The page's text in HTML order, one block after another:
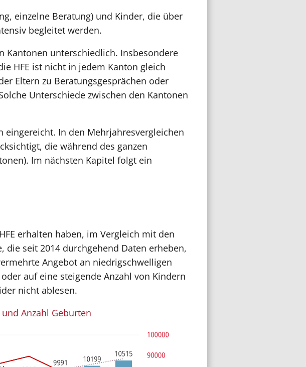
einzelne Beratung) und Kinder, die über
begleitet werden.
Kantonen unterschiedlich. Insbesondere
HFE ist nicht in jedem Kanton gleich
Eltern zu Beratungsgesprächen oder
Unterschiede zwischen den Kantonen
eingereicht. In den Mehrjahresvergleichen
die während des ganzen
Im nächsten Kapitel folgt ein
erhalten haben, im Vergleich mit den
die seit 2014 durchgehend Daten erheben,
Angebot an niedrigschwelligen
auf eine steigende Anzahl von Kindern
nicht ablesen.
Anzahl Geburten